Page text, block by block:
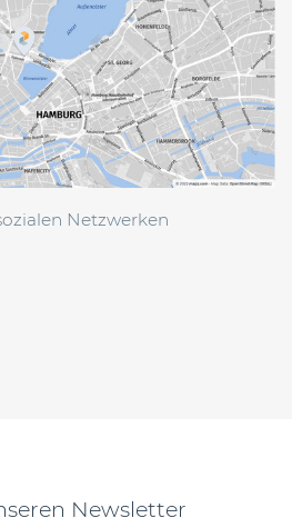
Netzwerken
Newsletter